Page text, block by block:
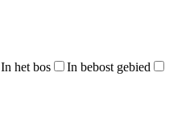
In het bos
In bebost gebied